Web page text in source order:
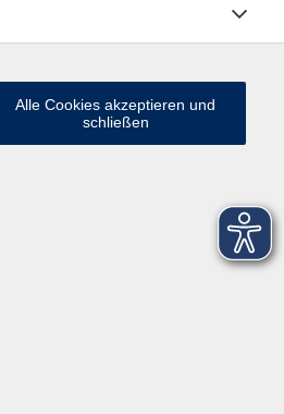
Alle Cookies akzeptieren und
schließen